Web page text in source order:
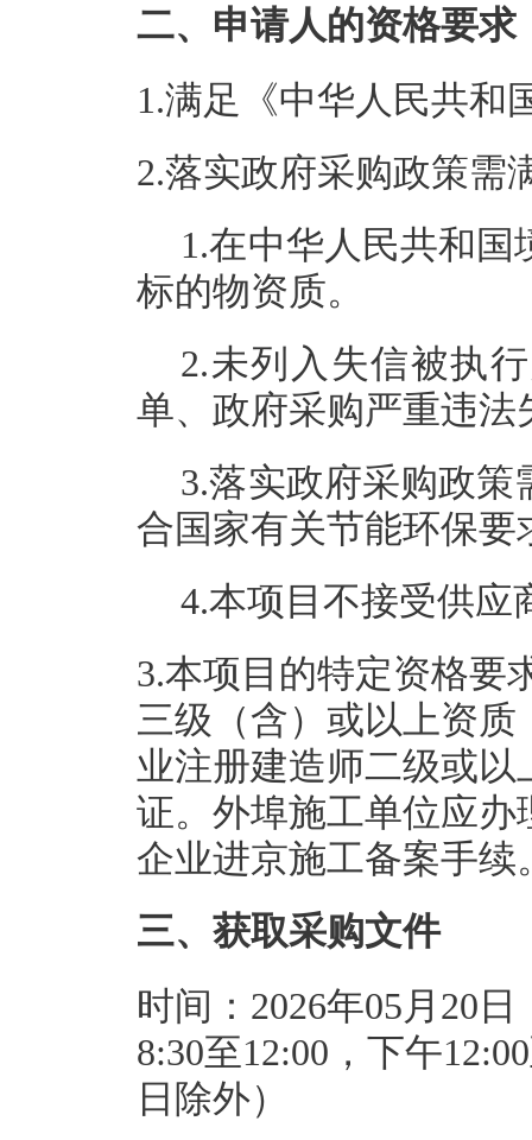
二、申请人的资格要求
1.满足《中华人民共和
2.落实政府采购政策需
1.在中华人民共和
标的物资质。
2.未列入失信被执
单、政府采购严重违
3.落实政府采购政
合国家有关节能环保
4.本项目不接受供应
3.本项目的特定资格要
三级（含）或以上资
业注册建造师二级或
证。外埠施工单位应
企业进京施工备案手续
三、获取采购文件
时间：2026年05月20
8:30至12:00，下午
日除外）